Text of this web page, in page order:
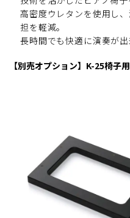
高密度ウレタンを使用し
担を軽減。
長時間でも快適に演奏が出
【別売オプション】K-25椅子